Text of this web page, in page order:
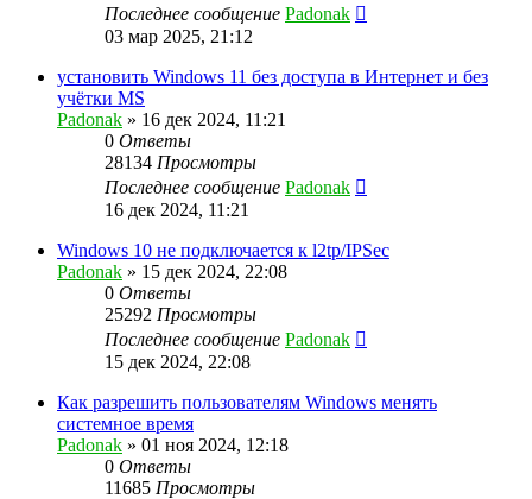
Последнее сообщение Padonak
03 мар 2025, 21:12
установить Windows 11 без доступа в Интернет и без
учётки MS
Padonak » 16 дек 2024, 11:21
0 Ответы
28134 Просмотры
Последнее сообщение Padonak
16 дек 2024, 11:21
Windows 10 не подключается к l2tp/IPSec
Padonak » 15 дек 2024, 22:08
0 Ответы
25292 Просмотры
Последнее сообщение Padonak
15 дек 2024, 22:08
Как разрешить пользователям Windows менять
системное время
Padonak » 01 ноя 2024, 12:18
0 Ответы
11685 Просмотры